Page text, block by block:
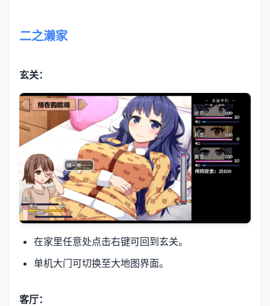
二之濑家
玄关：
在家里任意处点击右键可回到玄关。
单机大门可切换至大地图界面。
客厅：